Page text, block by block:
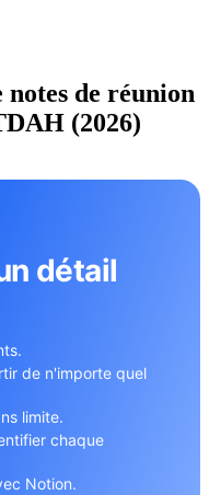
de réunion
(2026)
détail
de n'importe quel
limite.
chaque
Notion.